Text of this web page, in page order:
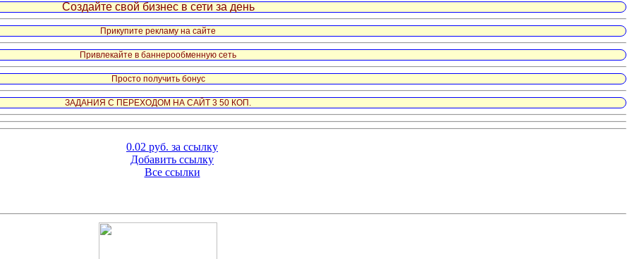
Создайте свой бизнес в сети за день
Прикупите рекламу на сайте
Привлекайте в баннерообменную сеть
Просто получить бонус
ЗАДАНИЯ С ПЕРЕХОДОМ НА САЙТ 3 50 КОП.
0.02 руб. за ссылку
Добавить ссылку
Все ссылки